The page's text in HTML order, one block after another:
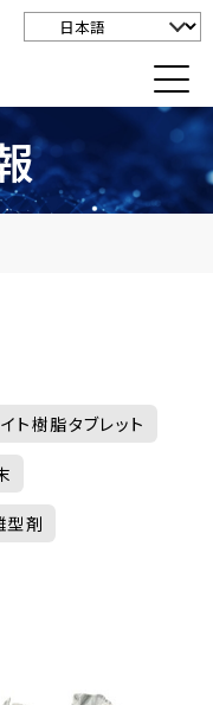
ト樹脂タブレット
型剤